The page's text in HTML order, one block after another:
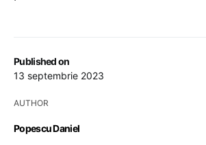
Published on
13 septembrie 2023
AUTHOR
Popescu Daniel